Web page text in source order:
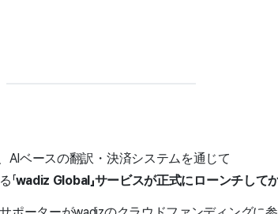
ベースの翻訳・決済システムを通じて
「wadiz Global」サービスが正式にローンチして